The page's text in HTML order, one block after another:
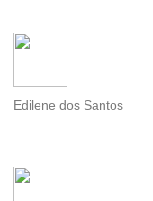
Edilene dos Santos